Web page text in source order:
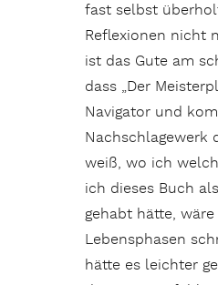
fast selbst
Reflexionen nicht
ist das Gute am
dass „Der
Navigator und
Nachschlagewerk
weiß, wo ich
ich dieses Buch
gehabt hätte,
Lebensphasen
hätte es leichter